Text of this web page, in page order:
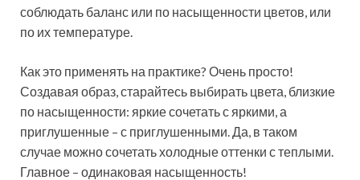
соблюдать баланс или по насыщенности цветов, или
по их температуре.
Как это применять на практике? Очень просто!
Создавая образ, старайтесь выбирать цвета, близкие
по насыщенности: яркие сочетать с яркими, а
приглушенные – с приглушенными. Да, в таком
случае можно сочетать холодные оттенки с теплыми.
Главное – одинаковая насыщенность!